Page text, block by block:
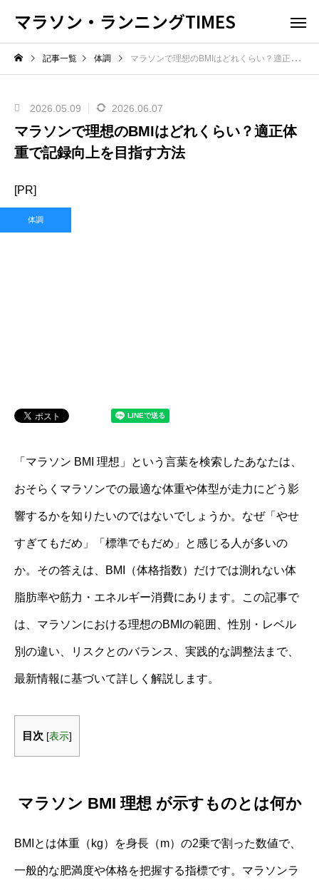
マラソン・ランニングTIMES
記事一覧 体調 マラソンで理想のBMIはどれくらい？適正体重で記録向上を目指す方法
2026.05.09 2026.06.07
マラソンで理想のBMIはどれくらい？適正体
重で記録向上を目指す方法
[PR]
体調
「マラソン BMI 理想」という言葉を検索したあなたは、
おそらくマラソンでの最適な体重や体型が走力にどう影
響するかを知りたいのではないでしょうか。なぜ「やせ
すぎてもだめ」「標準でもだめ」と感じる人が多いの
か。その答えは、BMI（体格指数）だけでは測れない体
脂肪率や筋力・エネルギー消費にあります。この記事で
は、マラソンにおける理想のBMIの範囲、性別・レベル
別の違い、リスクとのバランス、実践的な調整法まで、
最新情報に基づいて詳しく解説します。
目次 [表示]
マラソン BMI 理想 が示すものとは何か
BMIとは体重（kg）を身長（m）の2乗で割った数値で、
一般的な肥満度や体格を把握する指標です。マラソンラ